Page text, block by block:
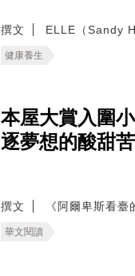
撰文 ELLE（Sandy
健康養生
本屋大賞入圍
逐夢想的酸甜
撰文 《阿爾卑斯看
華文閱讀